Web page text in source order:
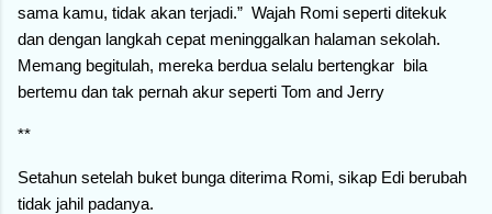
sama kamu, tidak akan terjadi.” Wajah Romi seperti ditekuk
dan dengan langkah cepat meninggalkan halaman sekolah.
Memang begitulah, mereka berdua selalu bertengkar bila
bertemu dan tak pernah akur seperti Tom and Jerry
**
Setahun setelah buket bunga diterima Romi, sikap Edi berubah
tidak jahil padanya.